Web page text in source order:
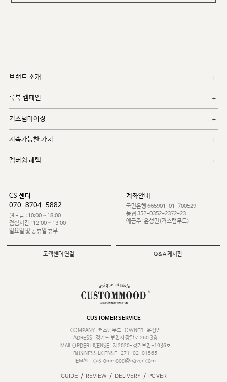
브랜드 소개
룩북 캠페인
커스텀마이징
지속가능한 가치
멤버쉽 혜택
CS 센터
070-8704-5882
월 - 금 : 10:00 ~ 18:00
점심시간 : 12:00 ~ 13:00
일요일 및 공휴일 휴무
계좌안내
국민은행 665901-01-700529
농협 352-0352-2372-23
예금주: 윤성민(커스텀무드)
고객센터 연결 Q&A 게시판
CUSTOMER SERVICE
COMPANY
커스텀무드 OWNER
윤성민
ADRESS
경기도 부천시 장말로 260 3층
MAIL ORDER LICENSE
제2020-경기부천-1936호
BUSINESS LICENSE 271-02-01565
EMAIL
custommood@naver.com
GUIDE / REVIEW / DELIVERY / PC VER